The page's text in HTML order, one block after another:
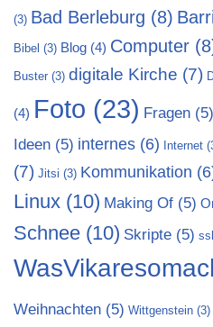
(3) Bad Berleburg (8)
Bibel (3) Blog (4) Computer
Buster (3) digitale Kirche (7)
(4) Foto (23) Fragen (5)
Ideen (5) internes (6) Internet
(7) Jitsi (3) Kommunikation
Linux (10) Making Of (5)
Schnee (10) Skripte (5)
Weihnachten (5) Wittgenstein (3)